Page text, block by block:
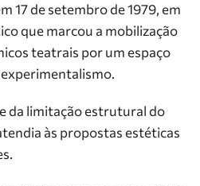
17 de setembro de 1979, em
que marcou a mobilização
teatrais por um espaço
da limitação estrutural do
às propostas estéticas